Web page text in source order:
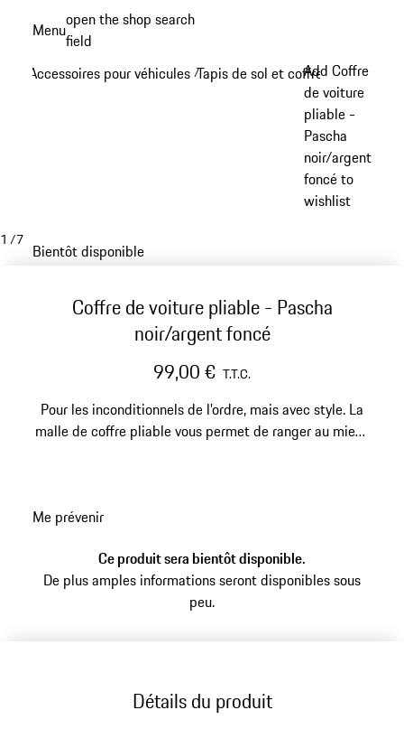
principal
Menuopen the shop search
field
Accessoires pour véhicules /Tapis de sol et coffre à bagages
Add Coffre
de voiture
pliable -
Pascha
noir/argent
foncé to
wishlist
1 /7
Bientôt disponible
Coffre de voiture pliable - Pascha
noir/argent foncé
99,00 € T.T.C.
Pour les inconditionnels de l’ordre, mais avec style. La
malle de coffre pliable vous permet de ranger au mieux
Me prévenir
Ce produit sera bientôt disponible.
De plus amples informations seront disponibles sous
peu.
Détails du produit